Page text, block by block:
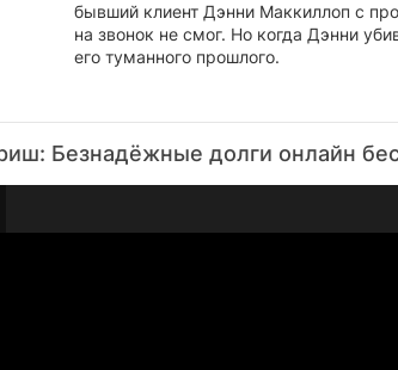
бывший клиент Дэнни Маккиллоп с
на звонок не смог. Но когда Дэнни
его туманного прошлого.
Безнадёжные долги онлайн